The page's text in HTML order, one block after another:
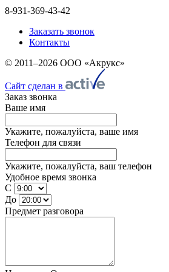
8-931-369-43-42
Заказать звонок
Контакты
© 2011–2026 ООО «Акрукс»
Сайт сделан в
Заказ звонка
Ваше имя
Укажите, пожалуйста, ваше имя
Телефон для связи
Укажите, пожалуйста, ваш телефон
Удобное время звонка
С
До
Предмет разговора